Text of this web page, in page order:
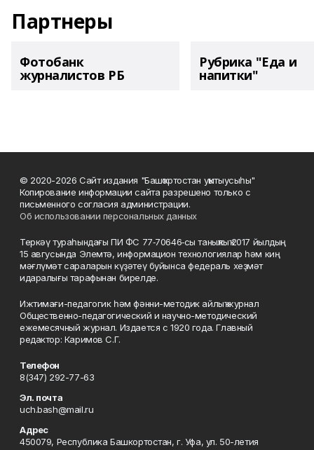
Партнеры
Фотобанк
журналистов РБ
Рубрика "Еда и
напитки"
© 2020-2026 Сайт издания "Башҡортостан уҡытыусыһы"
Копирование информации сайта разрешено только с
письменного согласия администрации.
Об использовании персональных данных
Теркәү тураһындағы ПИ ФС 77‑70646‑сы таныҡлыҡ 2017 йылдың
15 авгусында Элемтә, информацион технологиялар һәм киң
мәғлүмәт сараларын күҙәтеү буйынса федераль хеҙмәт
идаралығы тарафынан бирелде.
Ижтимағи-педагогик һәм фәнни-методик айлыҡ журнал
Общественно-педагогический и научно-методический
ежемесячный журнал. Издается с 1920 года. Главный
редактор: Каримов С.Г.
Телефон
8(347) 292-77-63
Эл. почта
uch.bash@mail.ru
Адрес
450079, Республика Башкортостан, г. Уфа, ул. 50-летия